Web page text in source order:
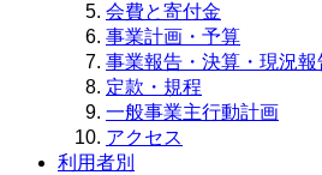
会費と寄付金
事業計画・予算
事業報告・決算・現況報
定款・規程
一般事業主行動計画
アクセス
利用者別